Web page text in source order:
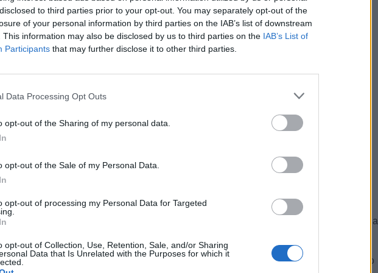
to third parties prior to your opt-out. You may separately opt-out of the
of your personal information by third parties on the IAB’s list of downstream
This information may also be disclosed by us to third parties on the IAB’s List of
Participants that may further disclose it to other third parties.
Data Processing Opt Outs
opt-out of the Sharing of my personal data.
opt-out of the Sale of my Personal Data.
opt-out of processing my Personal Data for Targeted
opt-out of Collection, Use, Retention, Sale, and/or Sharing
Data that Is Unrelated with the Purposes for which it
Euromoney prvenstvá aj v ďalších štyroch kategóriách:
aj viaceré nové služby a vylepšenia,“povedal Peter Guľvaš, riaditeľ odboru
držiteľská správa uľahčujúca klientom narábanie s cennými papiermi, vylepšenia
kroky vedúce k podpore otvorenej architektúry produktov.
250 000 eur. Okrem samotnej správy financií zahŕňajú aj art banking, investovanie do